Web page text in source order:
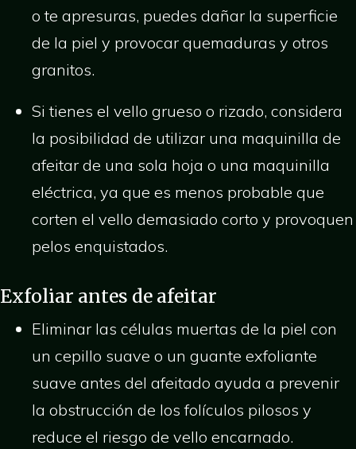
o te apresuras, puedes dañar la superficie
de la piel y provocar quemaduras y otros
granitos.
Si tienes el vello grueso o rizado, considera
la posibilidad de utilizar una maquinilla de
afeitar de una sola hoja o una maquinilla
eléctrica, ya que es menos probable que
corten el vello demasiado corto y provoquen
pelos enquistados.
Exfoliar antes de afeitar
Eliminar las células muertas de la piel con
un cepillo suave o un guante exfoliante
suave antes del afeitado ayuda a prevenir
la obstrucción de los folículos pilosos y
reduce el riesgo de vello encarnado.